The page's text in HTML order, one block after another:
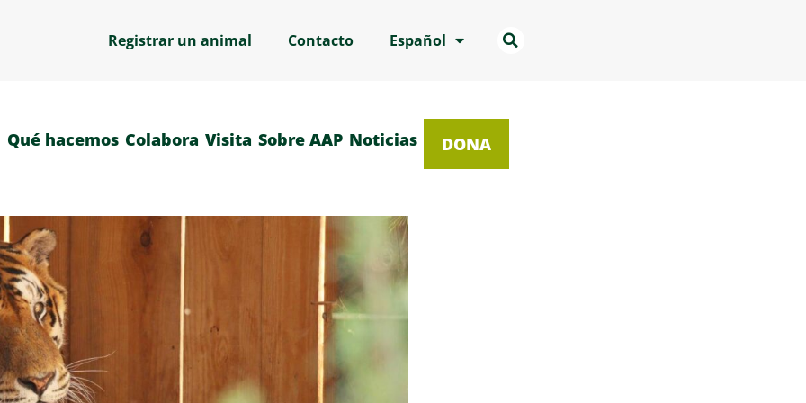
Registrar un animal Contacto Español
Qué hacemos Colabora Visita Sobre AAP Noticias DONA